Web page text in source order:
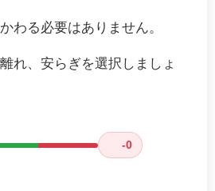
わる必要はありません。
れ、安らぎを選択しましょ
-0